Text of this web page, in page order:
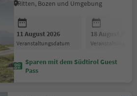
oder Dominik
Ritten, Bozen und Umgebung
11 August 2026
Veranstaltungsdatum
18 August 2026
Sparen mit dem Südtirol Guest
Pass